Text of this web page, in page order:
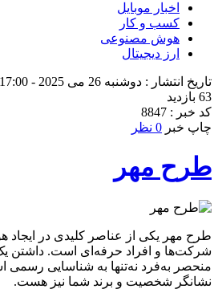
اخبار موبایل
کسب و کار
هوش مصنوعی
ارز دیجیتال
تاریخ انتشار : دوشنبه 26 می 2025 - 17:00
63 بازدید
کد خبر : 8847
چاپ خبر 0 نظر
طرح مهر
طرح مهر یکی از عناصر کلیدی در ایجاد
شرکت‌ها و افراد حرفه‌ای است. داشتن
منحصر به‌فرد نه‌تنها به شناسایی رسمی
نشانگر شخصیت و برند شما نیز هست.